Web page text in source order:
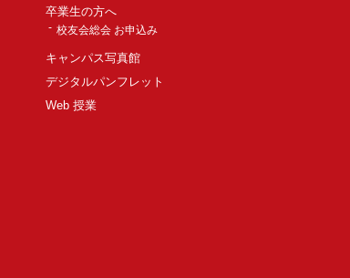
卒業生の方へ
校友会総会 お申込み
キャンパス写真館
デジタルパンフレット
Web 授業